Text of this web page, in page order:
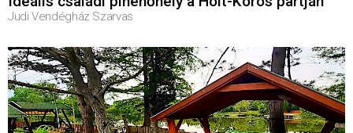
Judi Vendégház Szarvas